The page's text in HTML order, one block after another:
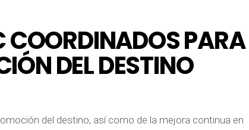
COORDINADOS PARA
DEL DESTINO
del destino, así como de la mejora continua en